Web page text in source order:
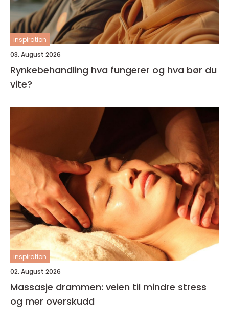
inspiration
03. August 2026
Rynkebehandling hva fungerer og hva bør du
vite?
inspiration
02. August 2026
Massasje drammen: veien til mindre stress
og mer overskudd